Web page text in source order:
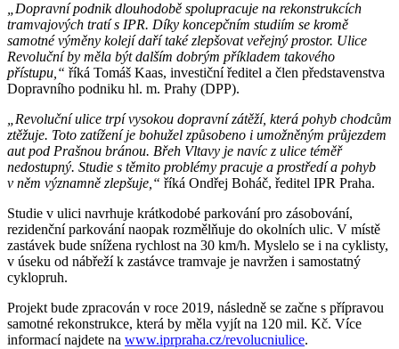
„Dopravní podnik dlouhodobě spolupracuje na rekonstrukcích
tramvajových tratí s IPR. Díky koncepčním studiím se kromě
samotné výměny kolejí daří také zlepšovat veřejný prostor. Ulice
Revoluční by měla být dalším dobrým příkladem takového
přístupu,“ říká Tomáš Kaas, investiční ředitel a člen představenstva
Dopravního podniku hl. m. Prahy (DPP).
„Revoluční ulice trpí vysokou dopravní zátěží, která pohyb chodcům
ztěžuje. Toto zatížení je bohužel způsobeno i umožněným průjezdem
aut pod Prašnou bránou. Břeh Vltavy je navíc z ulice téměř
nedostupný. Studie s těmito problémy pracuje a prostředí a pohyb
v něm významně zlepšuje,“ říká Ondřej Boháč, ředitel IPR Praha.
Studie v ulici navrhuje krátkodobé parkování pro zásobování,
rezidenční parkování naopak rozmělňuje do okolních ulic. V místě
zastávek bude snížena rychlost na 30 km/h. Myslelo se i na cyklisty,
v úseku od nábřeží k zastávce tramvaje je navržen i samostatný
cyklopruh.
Projekt bude zpracován v roce 2019, následně se začne s přípravou
samotné rekonstrukce, která by měla vyjít na 120 mil. Kč. Více
informací najdete na www.iprpraha.cz/revolucniulice.